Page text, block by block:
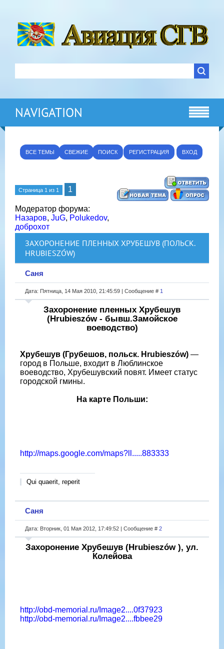
NAVIGATION
ВСЕ ТЕМЫ СВЕЖИЕ ПОИСК РЕГИСТРАЦИЯ ВХОД
Страница 1 из 1 1
Модератор форума:
Назаров, JuG, Polukedov,
доброхот
ЗАХОРОНЕНИЕ ПЛЕННЫХ ХРУБЕШУВ (ПОЛЬСК.
HRUBIESZÓW)
Саня
Дата: Пятница, 14 Мая 2010, 21:45:59 | Сообщение # 1
Захоронение пленных Хрубешув
(Hrubieszów - бывш.Замойское
воеводство)
Хрубешув (Грубешов, польск. Hrubieszów) —
город в Польше, входит в Люблинское
воеводство, Хрубешувский повят. Имеет статус
городской гмины.
На карте Польши:
http://maps.google.com/maps?ll.....883333
Qui quaerit, reperit
Саня
Дата: Вторник, 01 Мая 2012, 17:49:52 | Сообщение # 2
Захоронение Хрубешув (Hrubieszów ), ул.
Колейова
http://obd-memorial.ru/Image2....0f37923
http://obd-memorial.ru/Image2....fbbee29